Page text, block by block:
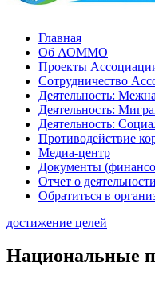
Главная
Об АОММО
Проекты
Сотрудничество
Деятельность:
Деятельность:
Деятельность:
Противодействие
Медиа-центр
Документы
Отчет о деятельности
Обратиться в
достижение целей
Национальные